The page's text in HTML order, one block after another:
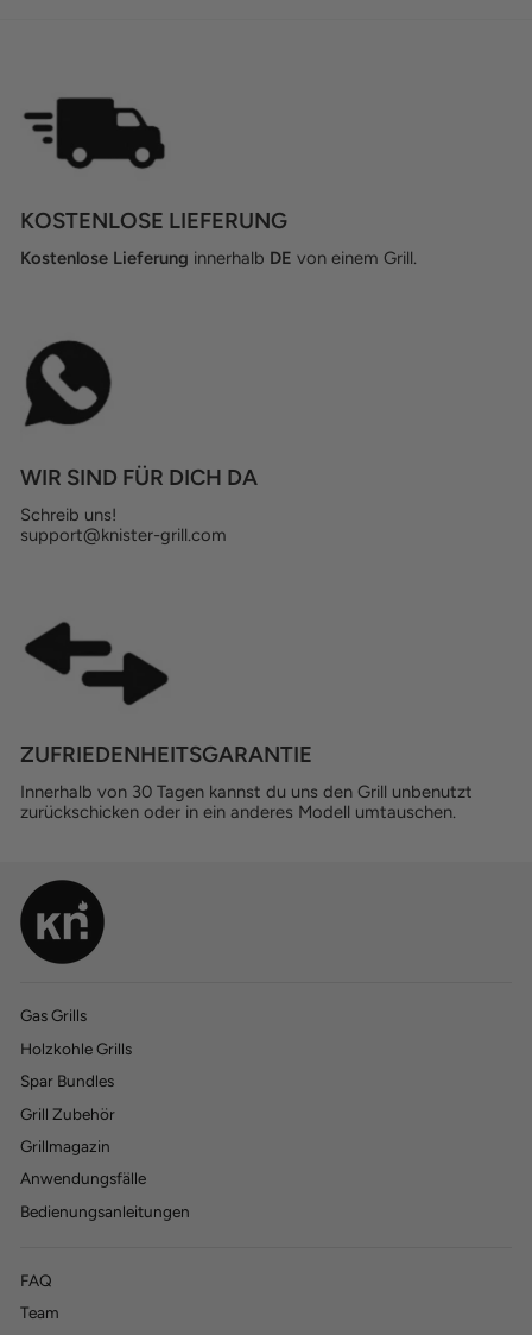
KOSTENLOSE LIEFERUNG
Kostenlose Lieferung innerhalb DE von einem Grill.
WIR SIND FÜR DICH DA
Schreib uns!
support@knister-grill.com
ZUFRIEDENHEITSGARANTIE
Innerhalb von 30 Tagen kannst du uns den Grill unbenutzt
zurückschicken oder in ein anderes Modell umtauschen.
Gas Grills
Holzkohle Grills
Spar Bundles
Grill Zubehör
Grillmagazin
Anwendungsfälle
Bedienungsanleitungen
FAQ
Team
770 Bewertungen
770 Bewertungen